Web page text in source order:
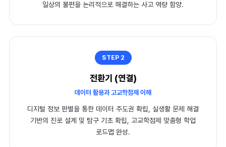
Instagram
성수멤버
일상의 불편을 논리적으로 해결하는 사고 역량 함양.
STEP 2
전환기 (연결)
데이터 활용과 고교학점제 이해
디지털 정보 판별을 통한 데이터 주도권 확립, 실생활 문제 해결
기반의 진로 설계 및 탐구 기초 확립, 고교학점제 맞춤형 학업
로드맵 완성.